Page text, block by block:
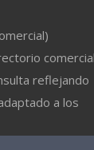
comercial
reflejando
a los